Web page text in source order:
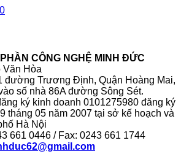
CÔNG NGHỆ MINH ĐỨC
Văn Hòa
đường Trương Định, Quận Hoàng Mai,
số nhà 86A đường Sông Sét.
ký kinh doanh 0101275980 đăng ký
tháng 05 năm 2007 tại sở kế hoạch và
Hà Nội
661 0446 / Fax: 0243 661 1744